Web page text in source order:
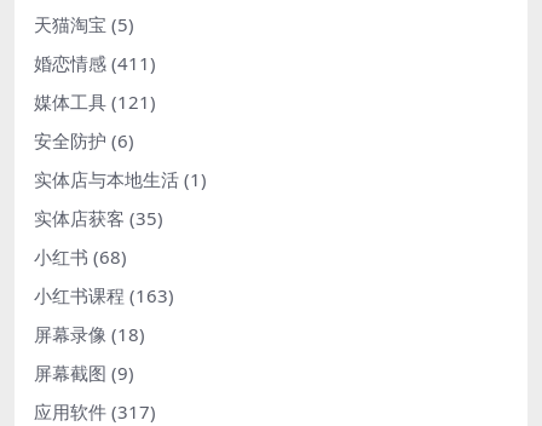
天猫淘宝 (5)
婚恋情感 (411)
媒体工具 (121)
安全防护 (6)
实体店与本地生活 (1)
实体店获客 (35)
小红书 (68)
小红书课程 (163)
屏幕录像 (18)
屏幕截图 (9)
应用软件 (317)